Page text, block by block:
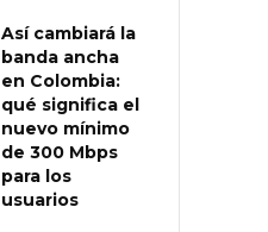
Así cambiará la
banda ancha
en Colombia:
qué significa el
nuevo mínimo
de 300 Mbps
para los
usuarios